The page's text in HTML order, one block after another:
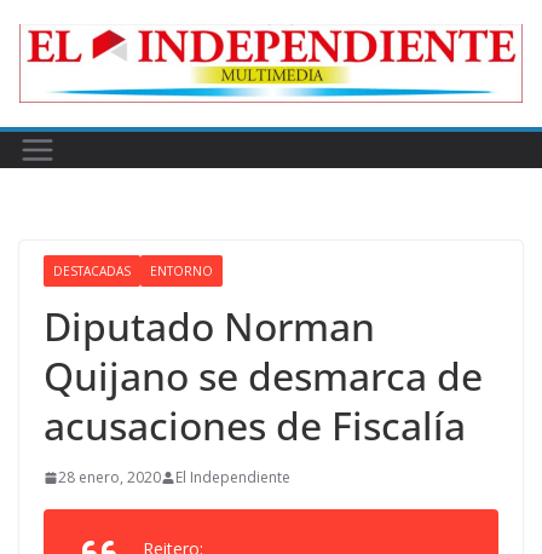
DESTACADAS ENTORNO
Diputado Norman
Quijano se desmarca de
acusaciones de Fiscalía
28 enero, 2020 El Independiente
Reitero: